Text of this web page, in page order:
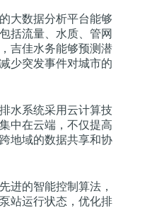
大数据分析平台能够
括流量、水质、管网
吉佳水务能够预测潜
少突发事件对城市的
水系统采用云计算技
中在云端，不仅提高
地域的数据共享和协
进的智能控制算法，
站运行状态，优化排